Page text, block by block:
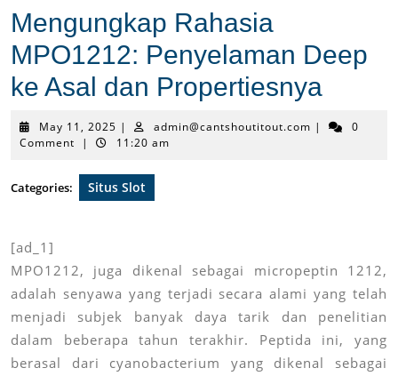
Mengungkap Rahasia
MPO1212: Penyelaman Deep
ke Asal dan Propertiesnya
May 11, 2025 May
11,
| admin@cantshoutitout.com |
0
Comment
| 11:20 am
Categories: Situs Slot
[ad_1]
MPO1212, juga dikenal sebagai micropeptin 1212,
adalah senyawa yang terjadi secara alami yang telah
menjadi subjek banyak daya tarik dan penelitian
dalam beberapa tahun terakhir. Peptida ini, yang
berasal dari cyanobacterium yang dikenal sebagai